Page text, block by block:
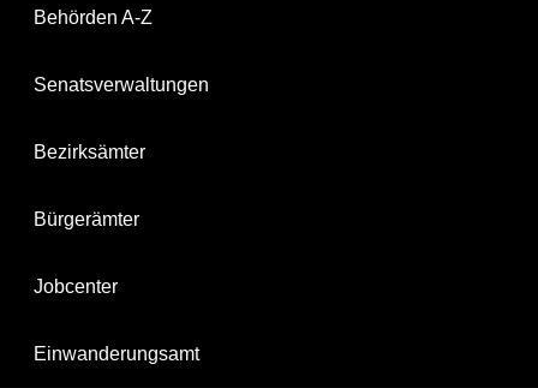
Behörden A-Z
Senatsverwaltungen
Bezirksämter
Bürgerämter
Jobcenter
Einwanderungsamt